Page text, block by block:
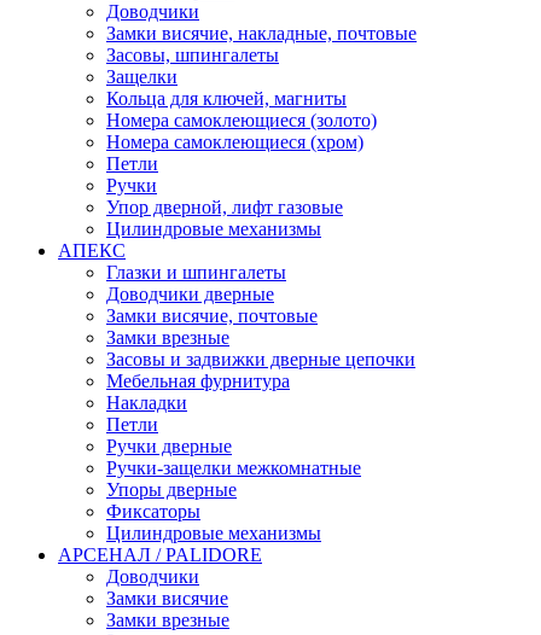
Доводчики
Замки висячие, накладные, почтовые
Засовы, шпингалеты
Защелки
Кольца для ключей, магниты
Номера самоклеющиеся (золото)
Номера самоклеющиеся (хром)
Петли
Ручки
Упор дверной, лифт газовые
Цилиндровые механизмы
АПЕКС
Глазки и шпингалеты
Доводчики дверные
Замки висячие, почтовые
Замки врезные
Засовы и задвижки дверные цепочки
Мебельная фурнитура
Накладки
Петли
Ручки дверные
Ручки-защелки межкомнатные
Упоры дверные
Фиксаторы
Цилиндровые механизмы
АРСЕНАЛ / PALIDORE
Доводчики
Замки висячие
Замки врезные